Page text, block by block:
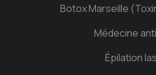
Botox Marseille
Médecine
Épilation